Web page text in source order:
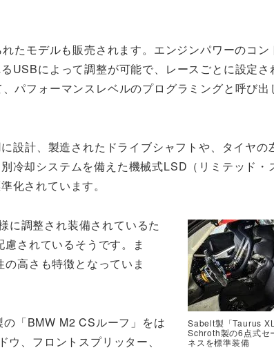
たモデルも販売されます。エンジンパワーのコン
USBによって調整が可能で、レースごとに設定さ
、パフォーマンスレベルのプログラミングと呼び
設計、製造されたドライブシャフトや、タイヤの
冷却システムを備えた機械式LSD（リミテッド・
化されています。
Sabelt製「Taurus
Schroth製の6点式セ
ネスを標準装備
に調整され装備されているた
されているそうです。ま
高さも特徴となっていま
「BMW M2 CSルーフ」をは
、フロントスプリッター、